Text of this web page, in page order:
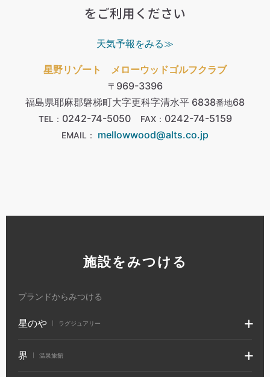
をご利用ください
天気予報をみる≫
星野リゾート メローウッドゴルフクラブ
〒 969-3396
福島県耶麻郡磐梯町大字更科字清水平 6838番地68
TEL： 0242-74-5050 FAX： 0242-74-5159
EMAIL： mellowwood@alts.co.jp
施設をみつける
ブランドからみつける
星のや ラグジュアリー
界 温泉旅館